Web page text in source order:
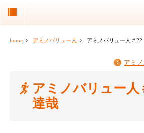
home アミノバリュー人 アミノバリュー人＃22
アミ
アミノバリュー人
達哉